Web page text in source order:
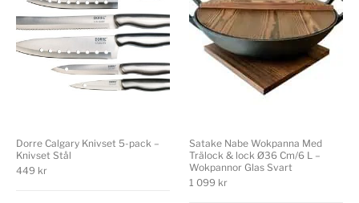
Dorre Calgary Knivset 5-pack –
Knivset Stål
449 kr
Satake Nabe Wokpanna Med
Trälock & lock Ø36 Cm/6 L –
Wokpannor Glas Svart
1 099 kr